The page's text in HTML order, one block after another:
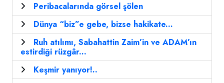
Peribacalarında görsel şölen
Dünya “biz”e gebe, bizse hakikate...
Ruh atılımı, Sabahattin Zaim’in ve ADAM’ın
estirdiği rüzgâr...
Keşmir yanıyor!..